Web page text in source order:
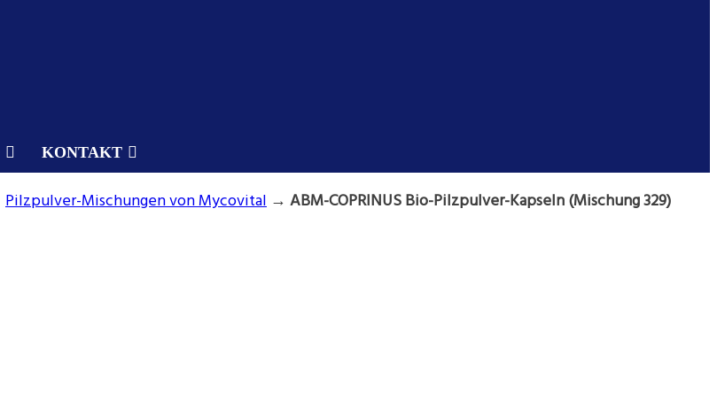
KONTAKT
Pilzpulver-Mischungen von Mycovital → ABM-COPRINUS Bio-Pilzpulver-Kapseln (Mischung 329)